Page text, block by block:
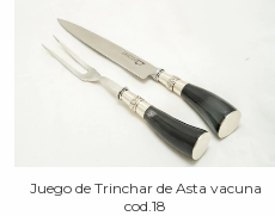
Juego de Trinchar de Asta vacuna
cod.18